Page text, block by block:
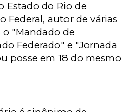
Estado do Rio de
Federal, autor de várias
"Mandado de
Federado" e "Jornada
posse em 18 do mesmo